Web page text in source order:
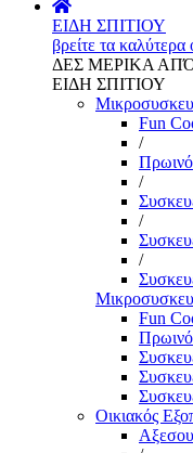
ΕΙΔΗ ΣΠΙΤΙΟΥ
βρείτε τα καλύτερα
ΔΕΣ ΜΕΡΙΚΑ
ΕΙΔΗ ΣΠΙΤΙΟΥ
Fun
/
Πρωινό
/
/
/
Fun
Πρωινό
Οικιακός